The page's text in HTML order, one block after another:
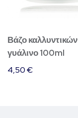
Βάζο καλλυντικών
γυάλινο 100ml
4,50€